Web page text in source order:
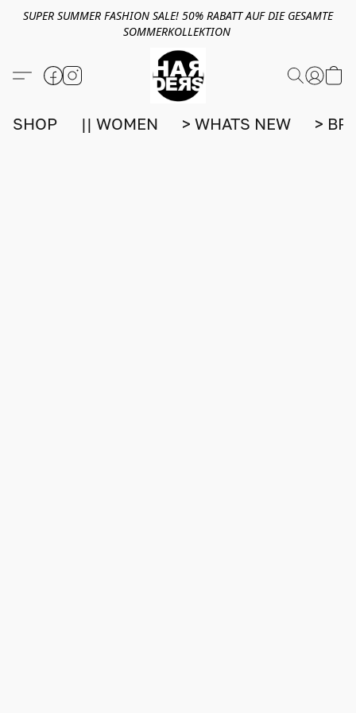
SUPER SUMMER FASHION SALE! 50% RABATT AUF DIE GESAMTE
SOMMERKOLLEKTION
SHOP || WOMEN > WHATS NEW >